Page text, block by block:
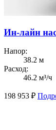
Ин-лайн
Напор:
38.2 м
Расход:
46.2 м³/ч
198 953 ₽